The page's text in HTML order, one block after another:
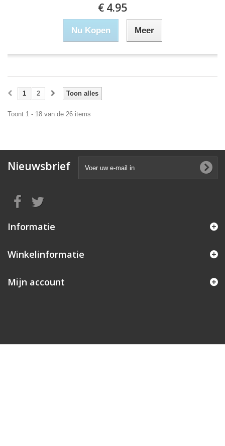
€ 4.95
Nu Kopen Meer
Toon alles
1 2
Toont 1 - 18 van de 26 items
Nieuwsbrief
Informatie
Winkelinformatie
Mijn account